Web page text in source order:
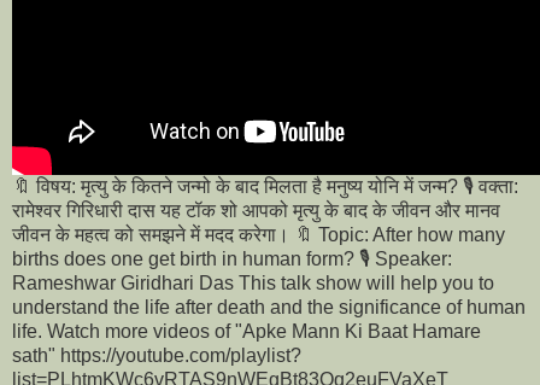
🔖 विषय: मृत्यु के कितने जन्मो के बाद मिलता है मनुष्य योनि में जन्म? 🎙️ वक्ता:
रामेश्वर गिरिधारी दास यह टॉक शो आपको मृत्यु के बाद के जीवन और मानव
जीवन के महत्व को समझने में मदद करेगा। 🔖 Topic: After how many
births does one get birth in human form? 🎙️ Speaker:
Rameshwar Giridhari Das This talk show will help you to
understand the life after death and the significance of human
life. Watch more videos of "Apke Mann Ki Baat Hamare
sath" https://youtube.com/playlist?
list=PLhtmKWc6vRTAS9nWEgBt83Qq2euFVaXeT